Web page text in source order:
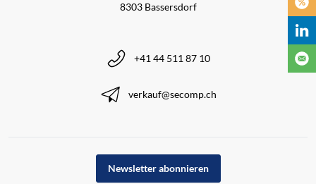
8303 Bassersdorf
+41 44 511 87 10
verkauf@secomp.ch
Newsletter abonnieren